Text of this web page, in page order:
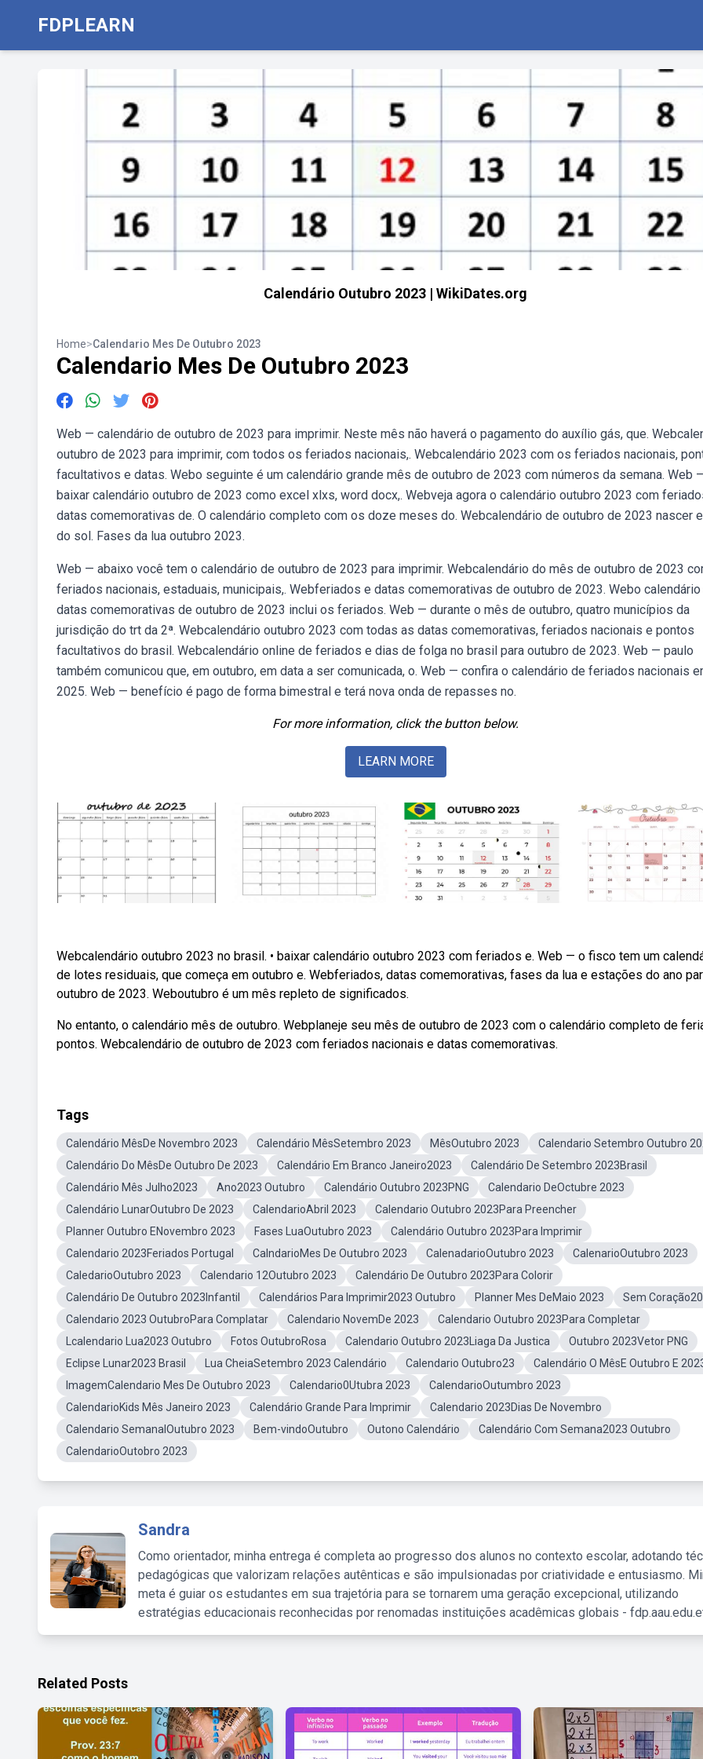
FDPLEARN
Calendário Outubro 2023 | WikiDates.org
Home>Calendario Mes De Outubro 2023
Calendario Mes De Outubro 2023
Web — calendário de outubro de 2023 para imprimir. Neste mês não haverá o pagamento do auxílio gás, que.
outubro de 2023 para imprimir, com todos os feriados nacionais,. Webcalendário 2023 com os feriados nacionais,
facultativos e datas. Webo seguinte é um calendário grande mês de outubro de 2023 com números da semana. Web
baixar calendário outubro de 2023 como excel xlxs, word docx,. Webveja agora o calendário outubro 2023 com
datas comemorativas de. O calendário completo com os doze meses do. Webcalendário de outubro de 2023 nascer
do sol. Fases da lua outubro 2023.
Web — abaixo você tem o calendário de outubro de 2023 para imprimir. Webcalendário do mês de outubro de 2023
feriados nacionais, estaduais, municipais,. Webferiados e datas comemorativas de outubro de 2023. Webo
datas comemorativas de outubro de 2023 inclui os feriados. Web — durante o mês de outubro, quatro municípios da
jurisdição do trt da 2ª. Webcalendário outubro 2023 com todas as datas comemorativas, feriados nacionais e pontos
facultativos do brasil. Webcalendário online de feriados e dias de folga no brasil para outubro de 2023. Web — paulo
também comunicou que, em outubro, em data a ser comunicada, o. Web — confira o calendário de feriados nacionais
2025. Web — benefício é pago de forma bimestral e terá nova onda de repasses no.
For more information, click the button below.
LEARN MORE
Webcalendário outubro 2023 no brasil. • baixar calendário outubro 2023 com feriados e. Web — o fisco tem um
de lotes residuais, que começa em outubro e. Webferiados, datas comemorativas, fases da lua e estações do ano
outubro de 2023. Weboutubro é um mês repleto de significados.
No entanto, o calendário mês de outubro. Webplaneje seu mês de outubro de 2023 com o calendário completo de
pontos. Webcalendário de outubro de 2023 com feriados nacionais e datas comemorativas.
Tags
Calendário MêsDe Novembro 2023 Calendário MêsSetembro 2023 MêsOutubro 2023
Calendario Setembro Outubro
Calendário Do MêsDe Outubro De 2023
Calendário Em Branco Janeiro2023
Calendário De Setembro 2023Brasil
Calendário Mês Julho2023
Ano2023 Outubro Calendário Outubro 2023PNG
Calendario DeOctubre 2023
Calendário LunarOutubro De 2023
CalendarioAbril 2023
Calendario Outubro 2023Para Preencher
Planner Outubro ENovembro 2023
Fases LuaOutubro 2023
Calendário Outubro 2023Para Imprimir
Calendario 2023Feriados Portugal
CalndarioMes De Outubro 2023 CalenadarioOutubro 2023
CalenarioOutubro 2023
CaledarioOutubro 2023
Calendario 12Outubro 2023
Calendário De Outubro 2023Para Colorir
Calendário De Outubro 2023Infantil
Calendários Para Imprimir2023 Outubro Planner Mes DeMaio 2023
Sem
Calendario 2023 OutubroPara Complatar
Calendario NovemDe 2023
Calendario Outubro 2023Para Completar
Lcalendario Lua2023 Outubro
Fotos OutubroRosa Calendario Outubro 2023Liaga Da Justica
Outubro 2023Vetor PNG
Eclipse Lunar2023 Brasil
Lua CheiaSetembro 2023 Calendário Calendario Outubro23
Calendário O MêsE Outubro E
ImagemCalendario Mes De Outubro 2023
Calendario0Utubra 2023
CalendarioOutumbro 2023
CalendarioKids Mês Janeiro 2023
Calendário Grande Para Imprimir
Calendario 2023Dias De Novembro
Calendario SemanalOutubro 2023
Bem-vindoOutubro Outono Calendário
Calendário Com Semana2023 Outubro
CalendarioOutobro 2023
Sandra
Como orientador, minha entrega é completa ao progresso dos alunos no contexto escolar, adotando
pedagógicas que valorizam relações autênticas e são impulsionadas por criatividade e entusiasmo.
meta é guiar os estudantes em sua trajetória para se tornarem uma geração excepcional, utilizando
estratégias educacionais reconhecidas por renomadas instituições acadêmicas globais -
Related Posts